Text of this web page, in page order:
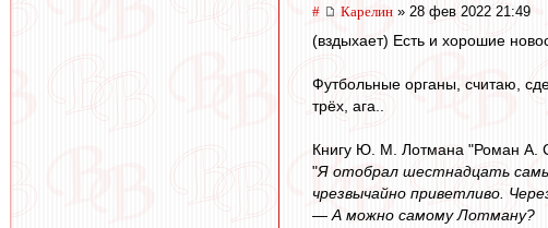
# Карелин » 28 фев 2022 21:49
(вздыхает) Есть и хорошие
Футбольные органы, считаю,
трёх, ага..
Книгу Ю. М. Лотмана "Роман А.
"Я отобрал шестнадцать
чрезвычайно приветливо.
— А можно самому Лотману?